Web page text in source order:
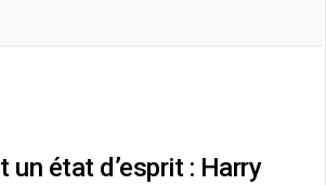
un état d’esprit : Harry